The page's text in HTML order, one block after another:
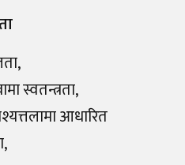
स्वतन्त्रता,
आधारित